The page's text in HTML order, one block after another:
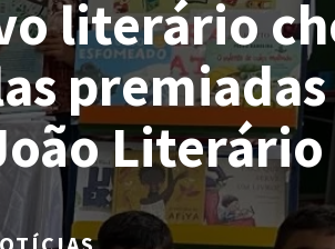
literário
Literário